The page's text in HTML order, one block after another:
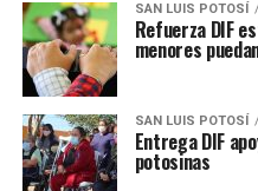
SAN LUIS POTOSÍ
Refuerza DIF
menores
SAN LUIS POTOSÍ
Entrega DIF
potosinas